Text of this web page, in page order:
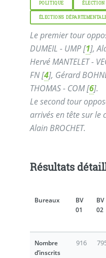
POLITIQUE ÉLECTION
ÉLECTIONS
Le premier tour
DUMEIL - UMP[1],
Hervé MANTELET -
FN[4], Gérard
THOMAS - COM[6].
Le second tour
arrivés en tête sur le
Alain BROCHET.
Résultats
Bureaux
BV
01
BV
02
Nombre
d’inscrits
916